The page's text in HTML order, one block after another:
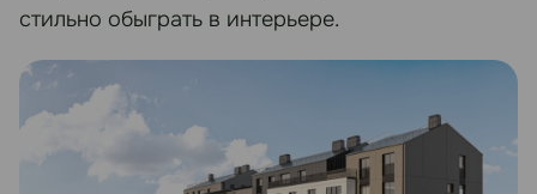
стильно обыграть в интерьере.